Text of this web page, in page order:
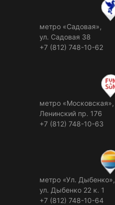
метро «Садовая»,
ул. Садовая 38
+7 (812) 748-10-62
метро «Московская»,
Ленинский пр. 176
+7 (812) 748-10-63
метро «Ул. Дыбенко»,
ул. Дыбенко 22 к. 1
+7 (812) 748-10-64